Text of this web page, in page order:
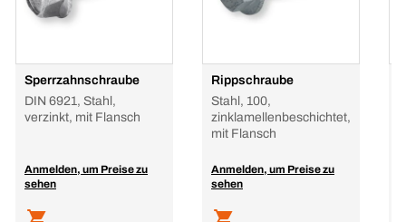
Sperrzahnschraube
DIN 6921, Stahl,
verzinkt, mit Flansch
Anmelden, um Preise zu
sehen
Rippschraube
Stahl, 100,
zinklamellenbeschichtet,
mit Flansch
Anmelden, um Preise zu
sehen